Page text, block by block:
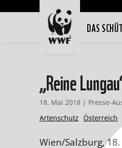
DAS
„Reine
18. Mai 2018 | Presse-
Artenschutz Österreich
Wien/Salzburg,